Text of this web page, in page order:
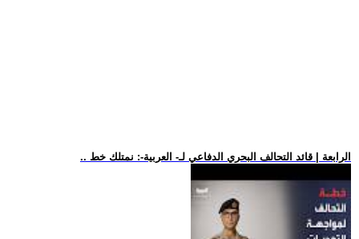
.. الرابعة | قائد التحالف البحري الدفاعي لـ- العربية-: نمتلك خط